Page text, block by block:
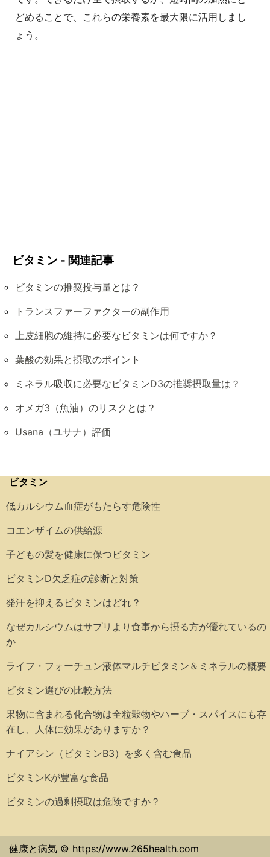
どめることで、これらの栄養素を最大限に活用しまし
ょう。
ビタミン - 関連記事
ビタミンの推奨投与量とは？
トランスファーファクターの副作用
上皮細胞の維持に必要なビタミンは何ですか？
葉酸の効果と摂取のポイント
ミネラル吸収に必要なビタミンD3の推奨摂取量は？
オメガ3（魚油）のリスクとは？
Usana（ユサナ）評価
ビタミン
低カルシウム血症がもたらす危険性
コエンザイムの供給源
子どもの髪を健康に保つビタミン
ビタミンD欠乏症の診断と対策
発汗を抑えるビタミンはどれ？
なぜカルシウムはサプリより食事から摂る方が優れているの
か
ライフ・フォーチュン液体マルチビタミン＆ミネラルの概要
ビタミン選びの比較方法
果物に含まれる化合物は全粒穀物やハーブ・スパイスにも存
在し、人体に効果がありますか？
ナイアシン（ビタミンB3）を多く含む食品
ビタミンKが豊富な食品
ビタミンの過剰摂取は危険ですか？
健康と病気 © https://www.265health.com